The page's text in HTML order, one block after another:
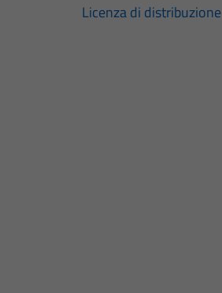
Licenza di distribuzione